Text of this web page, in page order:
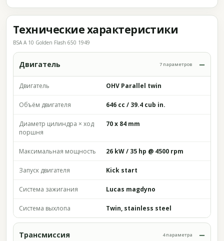
Технические характеристики
BSA A 10 Golden Flash 650 1949
Двигатель 7 параметров
Двигатель OHV Parallel twin
Объём двигателя 646 cc / 39.4 cub in.
Диаметр цилиндра × ход
поршня
70 x 84 mm
Максимальная мощность 26 kW / 35 hp @ 4500 rpm
Запуск двигателя Kick start
Система зажигания Lucas magdyno
Система выхлопа Twin, stainless steel
Трансмиссия 4 параметра